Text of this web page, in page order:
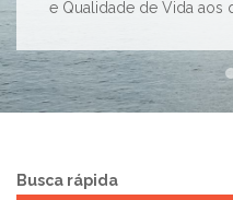
e Qualidade de Vida aos
Busca rápida